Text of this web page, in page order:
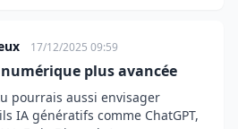
17/12/2025 09:59
plus avancée
pourrais aussi envisager
IA génératifs comme ChatGPT,